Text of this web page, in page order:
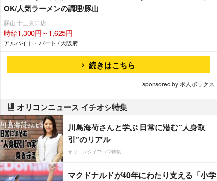
OK/人気ラーメンの調理/豚山
豚山 十三東口店
時給1,300円～1,625円
アルバイト・パート / 大阪府
続きはこちら
sponsored by 求人ボックス
オリコンニュース イチオシ特集
川島海荷さんと学ぶ 日常に潜む“人身取
引”のリアル
オリコンタイアップ特集
マクドナルドが40年にわたり支える「小学